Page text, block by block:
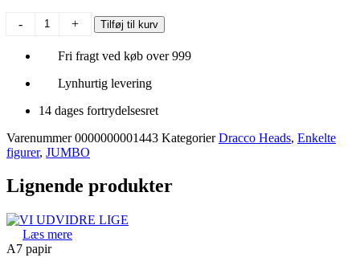
-
antal
+ Tilføj til kurv
Fri fragt ved køb over 999
Lynhurtig levering
14 dages fortrydelsesret
Varenummer0000000001443 Kategorier Dracco Heads, Enkelte
figurer, JUMBO
Lignende produkter
Læs mere
A7 papir